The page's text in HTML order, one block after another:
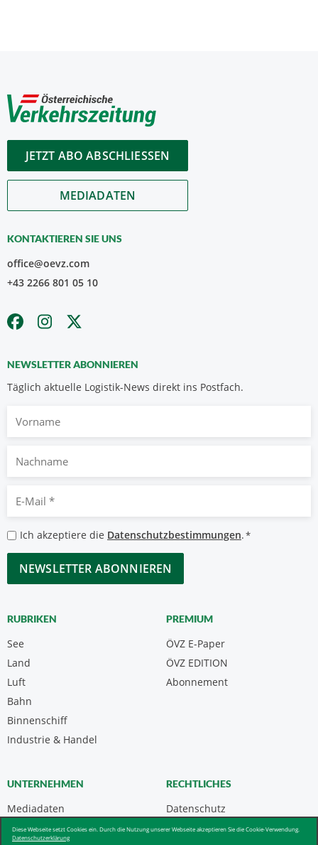
Diese Webseite setzt Cookies ein. Durch die Nutzung unserer Webseite akzeptieren Sie die Cookie-Verwendung.
Datenschutzerklärung
JETZT ABO ABSCHLIESSEN
MEDIADATEN
KONTAKTIEREN SIE UNS
office@oevz.com
+43 2266 801 05 10
NEWSLETTER ABONNIEREN
Täglich aktuelle Logistik-News direkt ins Postfach.
Nachname
Mail
*
Datenschutzbestimmungen
*
Ich akzeptiere die Datenschutzbestimmungen.*
CAPTCHA
RUBRIKEN
See
Land
Luft
Bahn
Binnenschiff
Industrie & Handel
PREMIUM
ÖVZ E-Paper
Abonnement
ÖVZ EDITION
UNTERNEHMEN
Mediadaten
Kontakt
RECHTLICHES
Datenschutz
Impressum